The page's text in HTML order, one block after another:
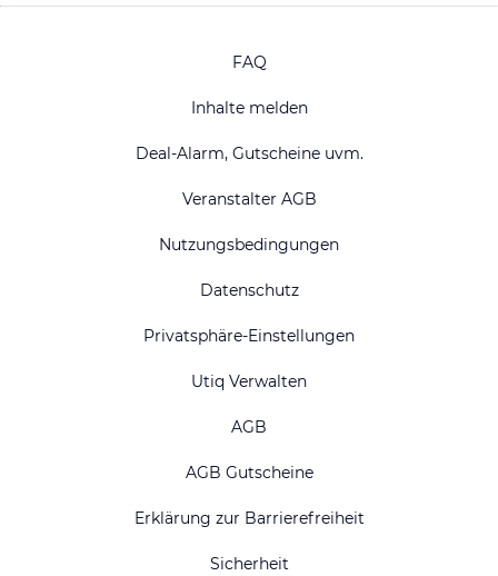
FAQ
Inhalte melden
Deal-Alarm, Gutscheine uvm.
Veranstalter AGB
Nutzungsbedingungen
Datenschutz
Privatsphäre-Einstellungen
Utiq Verwalten
AGB
AGB Gutscheine
Erklärung zur Barrierefreiheit
Sicherheit